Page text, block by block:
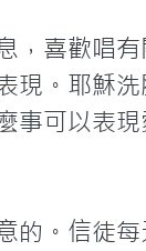
，喜歡唱
現。耶穌
事可以表
的。信徒